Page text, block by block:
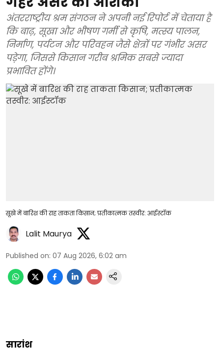
अंतरराष्ट्रीय श्रम संगठन ने अपनी नई रिपोर्ट में चेताया है
कि बाढ़, सूखा और भीषण गर्मी से कृषि, मत्स्य पालन,
निर्माण, पर्यटन और परिवहन जैसे क्षेत्रों पर गंभीर असर
पड़ेगा, जिससे किसान गरीब श्रमिक सबसे ज्यादा
प्रभावित होंगे।
सूखे में बारिश की राह ताकता किसान; प्रतीकात्मक तस्वीर: आईस्टॉक
Lalit Maurya
Published on: 07 Aug 2026, 6:02 am
सारांश